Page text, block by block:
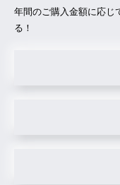
年間のご購入金額に応じ
る！